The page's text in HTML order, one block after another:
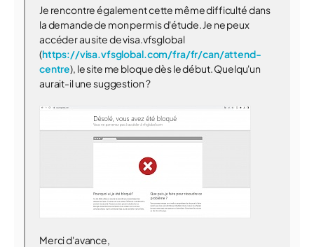
Je rencontre également cette même difficulté dans
la demande de mon permis d'étude. Je ne peux
accéder au site de visa.vfsglobal
(https://visa.vfsglobal.com/fra/fr/can/attend-
centre), le site me bloque dès le début. Quelqu'un
aurait-il une suggestion ?
Merci d'avance,